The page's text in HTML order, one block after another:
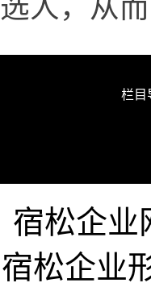
选人，从
栏目
宿松企业
宿松企业